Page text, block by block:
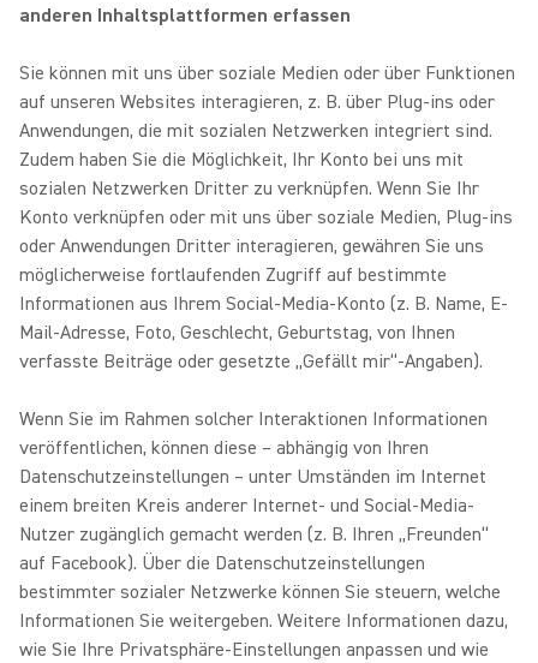
anderen Inhaltsplattformen erfassen
Sie können mit uns über soziale Medien oder über Funktionen
auf unseren Websites interagieren, z. B. über Plug-ins oder
Anwendungen, die mit sozialen Netzwerken integriert sind.
Zudem haben Sie die Möglichkeit, Ihr Konto bei uns mit
sozialen Netzwerken Dritter zu verknüpfen. Wenn Sie Ihr
Konto verknüpfen oder mit uns über soziale Medien, Plug-ins
oder Anwendungen Dritter interagieren, gewähren Sie uns
möglicherweise fortlaufenden Zugriff auf bestimmte
Informationen aus Ihrem Social-Media-Konto (z. B. Name, E-
Mail-Adresse, Foto, Geschlecht, Geburtstag, von Ihnen
verfasste Beiträge oder gesetzte „Gefällt mir“-Angaben).
Wenn Sie im Rahmen solcher Interaktionen Informationen
veröffentlichen, können diese – abhängig von Ihren
Datenschutzeinstellungen – unter Umständen im Internet
einem breiten Kreis anderer Internet- und Social-Media-
Nutzer zugänglich gemacht werden (z. B. Ihren „Freunden“
auf Facebook). Über die Datenschutzeinstellungen
bestimmter sozialer Netzwerke können Sie steuern, welche
Informationen Sie weitergeben. Weitere Informationen dazu,
wie Sie Ihre Privatsphäre-Einstellungen anpassen und wie